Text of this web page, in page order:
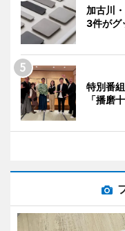
加古川
3件がグ
特別番
「播磨